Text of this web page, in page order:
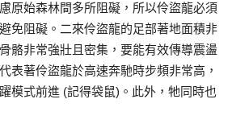
原始森林間多所阻礙，所以伶盜龍必須
免阻礙。二來伶盜龍的足部著地面積非
骼非常強壯且密集，要能有效傳導震盪
表著伶盜龍於高速奔馳時步頻非常高，
模式前進 (記得袋鼠)。此外，牠同時也